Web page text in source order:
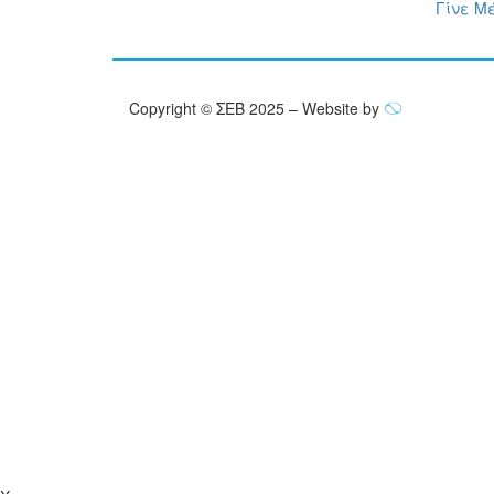
Γίνε
Copyright © ΣΕΒ 2025 – Website by